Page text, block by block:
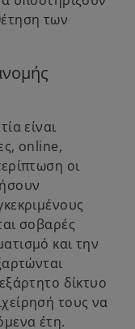
των
είναι
online,
οι
σοβαρές
και την
δίκτυο
τους να
έτη.